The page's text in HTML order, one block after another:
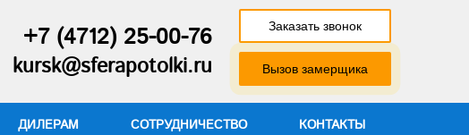
+7 (4712) 25-00-76
kursk@sferapotolki.ru
Заказать звонок
Вызов замерщика
ДИЛЕРАМ СОТРУДНИЧЕСТВО КОНТАКТЫ